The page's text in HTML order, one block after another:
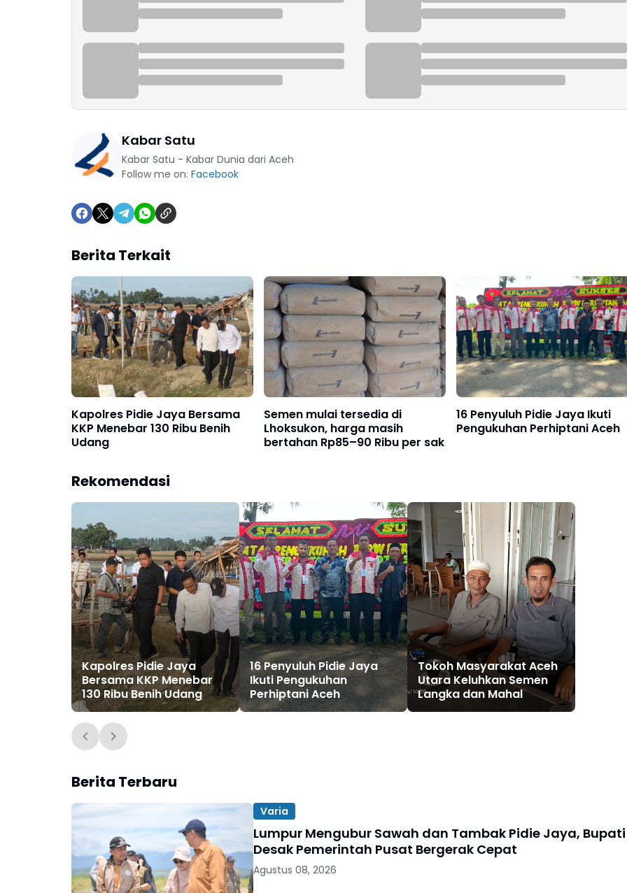
Kabar Satu
Kabar Satu - Kabar Dunia dari Aceh
Follow me on: Facebook
Berita Terkait
Kapolres Pidie Jaya Bersama
KKP Menebar 130 Ribu Benih
Udang
Semen mulai tersedia di
Lhoksukon, harga masih
bertahan Rp85–90 Ribu per sak
16 Penyuluh Pidie Jaya Ikuti
Pengukuhan Perhiptani Aceh
Rekomendasi
Kapolres Pidie Jaya
Bersama KKP Menebar
130 Ribu Benih Udang
16 Penyuluh Pidie Jaya
Ikuti Pengukuhan
Perhiptani Aceh
Tokoh Masyarakat Aceh
Utara Keluhkan Semen
Langka dan Mahal
Berita Terbaru
Varia
Lumpur Mengubur Sawah dan Tambak Pidie Jaya, Bupati
Desak Pemerintah Pusat Bergerak Cepat
Agustus 08, 2026